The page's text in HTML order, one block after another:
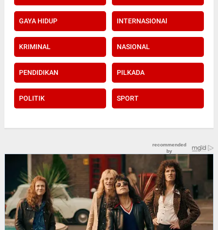
GAYA HIDUP INTERNASIONAl
KRIMINAL NASIONAL
PENDIDIKAN PILKADA
POLITIK SPORT